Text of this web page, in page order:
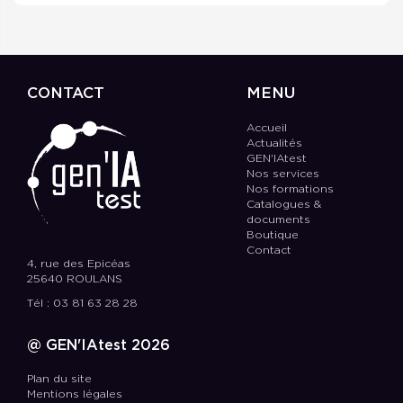
CONTACT
4, rue des Epicéas
25640 ROULANS
Tél : 03 81 63 28 28
MENU
Accueil
Actualités
GEN'IAtest
Nos services
Nos formations
Catalogues &
documents
Boutique
Contact
@ GEN'IAtest 2026
Plan du site
Mentions légales